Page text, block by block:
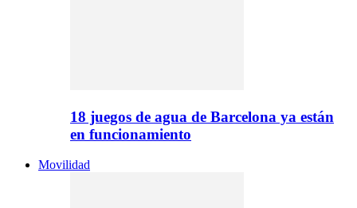
18 juegos de agua de Barcelona ya están
en funcionamiento
Movilidad